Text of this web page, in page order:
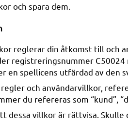
och spara dem.
reglerar din åtkomst till och
registreringsnummer C50024
en spellicens utfärdad av den
och användarvillkor,
du refereras som “kund”,
dessa villkor är rättvisa.